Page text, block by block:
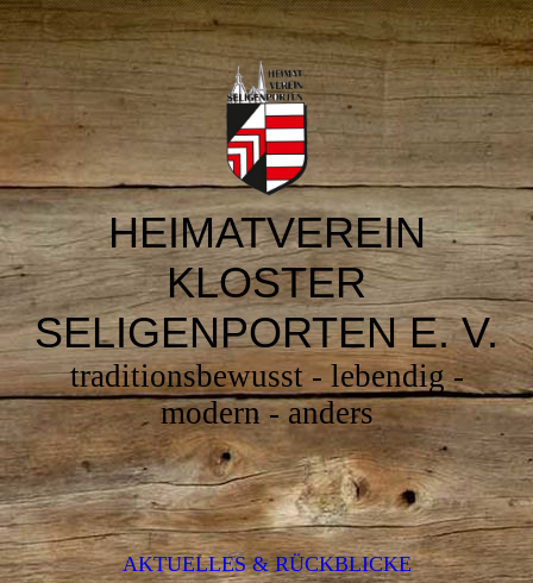
HEIMATVEREIN
KLOSTER
SELIGENPORTEN E. V.
traditionsbewusst - lebendig -
modern - anders
AKTUELLES & RÜCKBLICKE